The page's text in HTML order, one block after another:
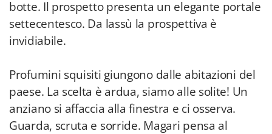
botte. Il prospetto presenta un elegante portale
settecentesco. Da lassù la prospettiva è
invidiabile.
Profumini squisiti giungono dalle abitazioni del
paese. La scelta è ardua, siamo alle solite! Un
anziano si affaccia alla finestra e ci osserva.
Guarda, scruta e sorride. Magari pensa al